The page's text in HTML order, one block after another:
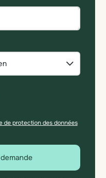
de protection des données